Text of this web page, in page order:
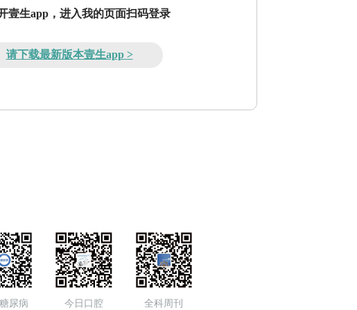
壹生app，进入我的页面扫码登录
请下载最新版本壹生app >
尿病 今日口腔 全科周刊